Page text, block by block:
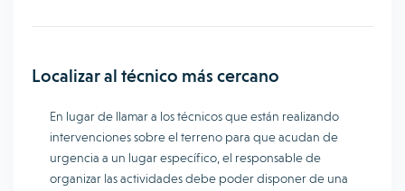
Localizar al técnico más cercano
En lugar de llamar a los técnicos que están realizando
intervenciones sobre el terreno para que acudan de
urgencia a un lugar específico, el responsable de
organizar las actividades debe poder disponer de una